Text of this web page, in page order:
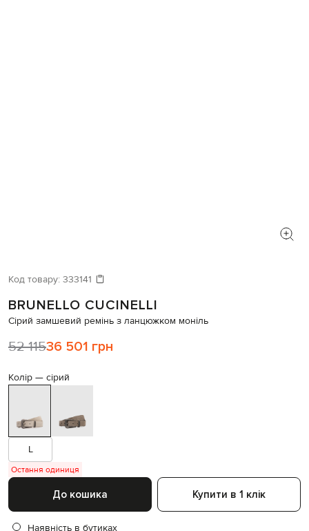
Код товару: 333141
BRUNELLO CUCINELLI
Сірий замшевий ремінь з ланцюжком моніль
52 11536 501 грн
Колір — сірий
L
Остання одиниця
До кошика Купити в 1 клік
Наявність в бутиках